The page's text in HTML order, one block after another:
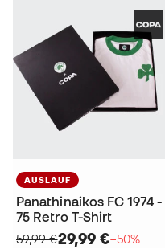
AUSLAUF
Panathinaikos FC 1974 -
75 Retro T-Shirt
59,99 €29,99 €−50%